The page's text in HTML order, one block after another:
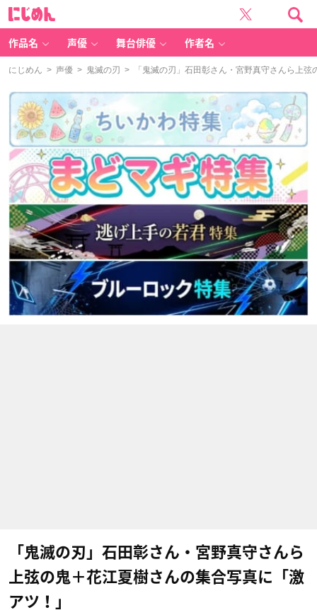
作品名 声優 舞台俳優 作者名
にじめん > 声優 > 鬼滅の刃 > 「鬼滅の刃」石田彰さん・宮野真守さんら上弦
「鬼滅の刃」石田彰さん・宮野真守さんら
上弦の鬼＋花江夏樹さんの集合写真に「激
アツ！」